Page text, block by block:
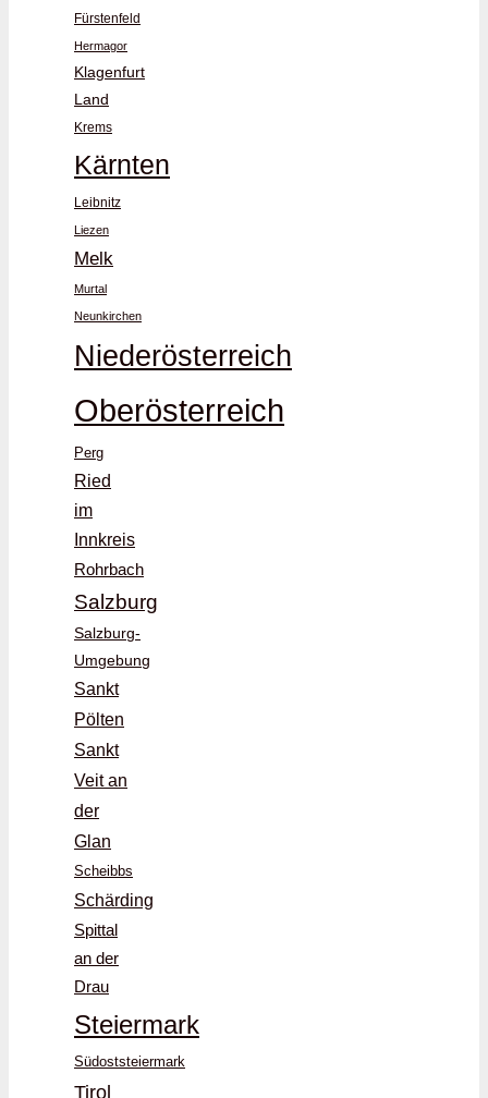
Fürstenfeld
Hermagor
Klagenfurt
Land
Krems
Kärnten
Leibnitz
Liezen
Melk
Murtal
Neunkirchen
Niederösterreich
Oberösterreich
Perg
Ried
im
Innkreis
Rohrbach
Salzburg
Salzburg-
Umgebung
Sankt
Pölten
Sankt
Veit an
der
Glan
Scheibbs
Schärding
Spittal
an der
Drau
Steiermark
Südoststeiermark
Tirol